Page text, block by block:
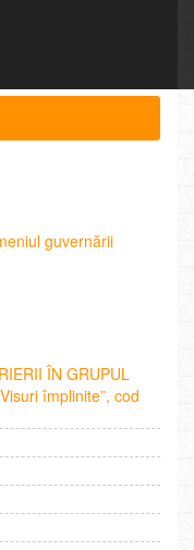
guvernării
ÎN GRUPUL
împlinite”, cod